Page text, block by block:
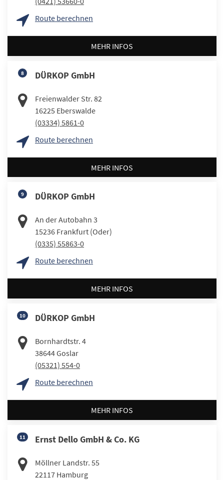
Route berechnen
MEHR INFOS
8 DÜRKOP GmbH
Freienwalder Str. 82
16225 Eberswalde
(03334) 5861-0
Route berechnen
MEHR INFOS
9 DÜRKOP GmbH
An der Autobahn 3
15236 Frankfurt (Oder)
(0335) 55863-0
Route berechnen
MEHR INFOS
10 DÜRKOP GmbH
Bornhardtstr. 4
38644Goslar
(05321) 554-0
Route berechnen
MEHR INFOS
11 Ernst Dello GmbH & Co. KG
Möllner Landstr. 55
22117 Hamburg